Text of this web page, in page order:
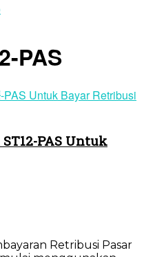
PAS
PAS Untuk
Retribusi Pasar